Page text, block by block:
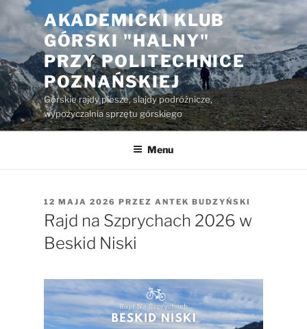
Przejdź
treści
AKADEMICKI KLUB
GÓRSKI "HALNY"
PRZY POLITECHNICE
POZNAŃSKIEJ
Górskie rajdy piesze, slajdy podróżnicze,
wypożyczalnia sprzętu górskiego
Menu
OPUBLIKOWANE
W
12 MAJA 2026 PRZEZ ANTEK BUDZYŃSKI
Rajd na Szprychach 2026 w
Beskid Niski